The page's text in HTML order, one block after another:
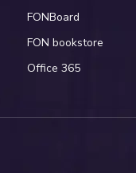
FONBoard
FON bookstore
Office 365